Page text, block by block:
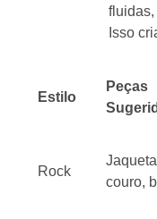
Isso
Estilo
Peças
Rock
couro,